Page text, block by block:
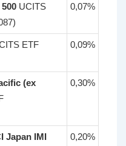
UCITS
0,07%
ETF
0,09%
(ex
0,30%
Japan IMI
0,20%